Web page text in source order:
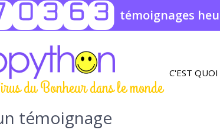
témoignages
du Bonheur dans le monde
C'EST QUOI
témoignage